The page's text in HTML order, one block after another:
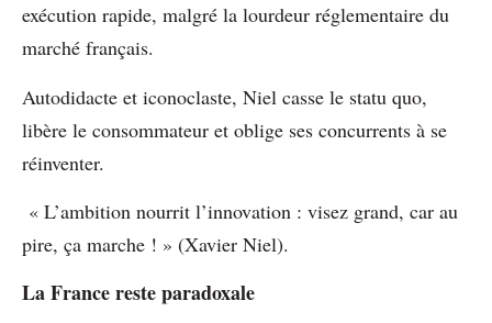
exécution rapide, malgré la lourdeur réglementaire du
marché français.
Autodidacte et iconoclaste, Niel casse le statu quo,
libère le consommateur et oblige ses concurrents à se
réinventer.
« L’ambition nourrit l’innovation : visez grand, car au
pire, ça marche ! » (Xavier Niel).
La France reste paradoxale